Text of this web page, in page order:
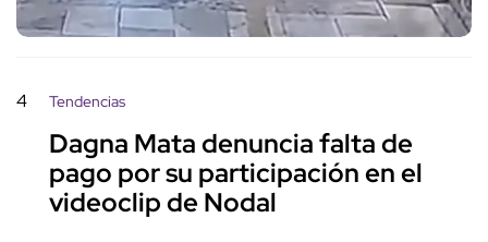
4 Tendencias
Dagna Mata denuncia falta de
pago por su participación en el
videoclip de Nodal